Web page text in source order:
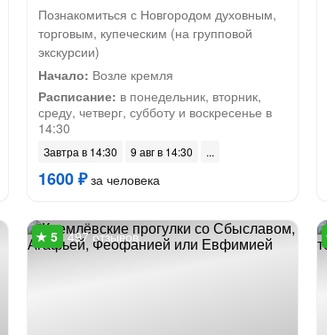
Познакомиться с Новгородом духовным,
торговым, купеческим (на групповой
экскурсии)
Начало: Возле кремля
Расписание: в понедельник, вторник,
среду, четверг, субботу и воскресенье в
14:30
Завтра в 14:30 9 авг в 14:30
1600 ₽за человека
497 отзывов